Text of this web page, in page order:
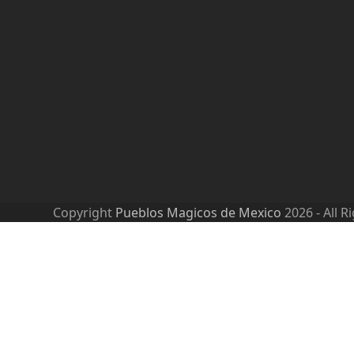
Copyright Pueblos Magicos de Mexico 2026 - All